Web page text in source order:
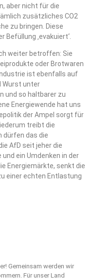
aber nicht für die
zusätzliches CO2
zu bringen. Diese
Befüllung ‚evakuiert‘.
weiter betroffen: Sie
oder Brotwaren
ist ebenfalls auf
Wurst unter
und so haltbarer zu
Energiewende hat uns
der Ampel sorgt für
treibt die
dürfen das die
AfD seit jeher die
ein Umdenken in der
Energiemärkte, senkt die
einer echten Entlastung
Gemeinsam werden wir
Für unser Land